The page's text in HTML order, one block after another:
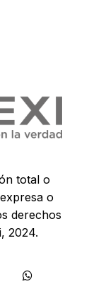
total o
o
derechos
2024.